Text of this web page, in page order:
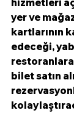
yer ve
kartlarının
edeceği,
bilet satın